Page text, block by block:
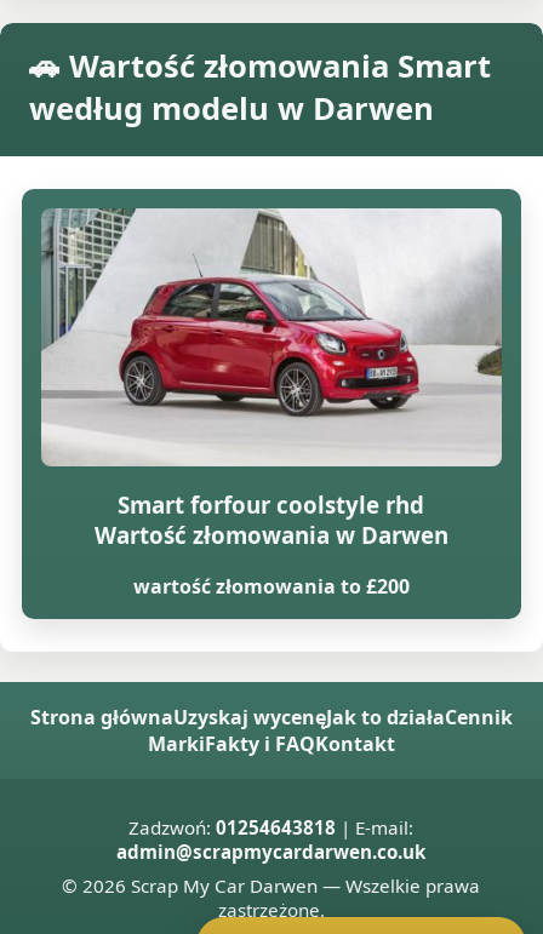
🚗 Wartość złomowania Smart
według modelu w Darwen
Smart forfour coolstyle rhd
Wartość złomowania w Darwen
wartość złomowania to £200
Strona głównaUzyskaj wycenęJak to działaCennik
MarkiFakty i FAQKontakt
Zadzwoń:01254643818 | E-mail:
admin@scrapmycardarwen.co.uk
© 2026 Scrap My Car Darwen — Wszelkie prawa
zastrzeżone.